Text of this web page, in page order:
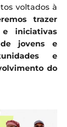
voltados à
trazer
iniciativas
jovens e
e
do